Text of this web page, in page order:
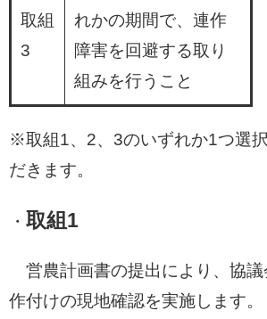
取組
3
れかの期間で、連作
障害を回避する取り
組みを行うこと
※取組1、2、3のいずれか1つ選
だきます。
・ 取組1
営農計画書の提出により、協議
作付けの現地確認を実施します。